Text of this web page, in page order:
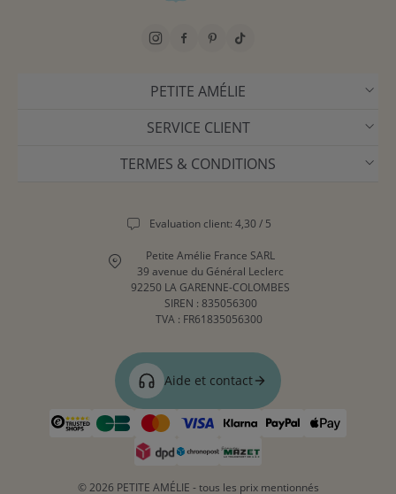
PETITE AMÉLIE
SERVICE CLIENT
TERMES & CONDITIONS
Evaluation client: 4,30 / 5
Petite Amélie France SARL
39 avenue du Général Leclerc
92250 LA GARENNE-COLOMBES
SIREN : 835056300
TVA : FR61835056300
Aide et contact
© 2026 PETITE AMÉLIE - tous les prix mentionnés